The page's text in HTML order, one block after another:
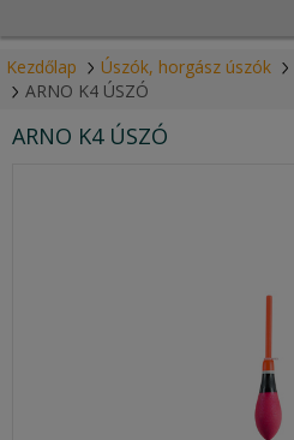
Kezdőlap Úszók, horgász úszók
ARNO K4 ÚSZÓ
ARNO K4 ÚSZÓ